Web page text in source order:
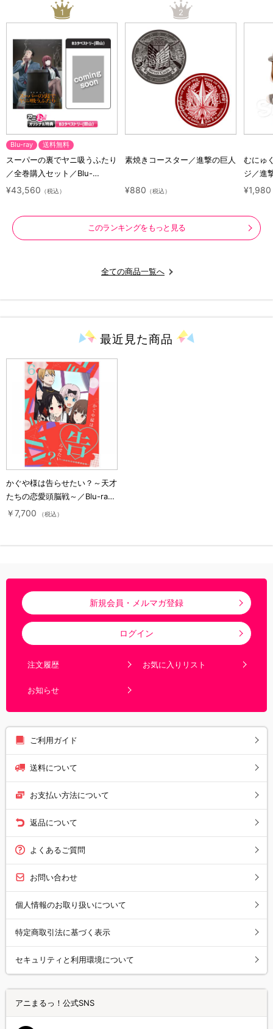
1
Blu-ray 送料無料
スーパーの裏でヤニ吸うふたり
／全巻購入セット／Blu-
ray（アニまるっ！オリジナル
¥43,560 （税込）
2
素焼きコースター／進撃の巨人
¥880 （税込）
むにゅ
ジ／進
ラクタ
¥1,980
このランキングをもっと見る
全ての商品一覧へ
最近見た商品
かぐや様は告らせたい？～天才
たちの恋愛頭脳戦～／Blu-ray
／6巻(完全生産限定版)
￥7,700 （税込）
新規会員・メルマガ登録
ログイン
注文履歴 お気に入りリスト
お知らせ
ご利用ガイド
送料について
お支払い方法について
返品について
よくあるご質問
お問い合わせ
個人情報のお取り扱いについて
特定商取引法に基づく表示
セキュリティと利用環境について
アニまるっ！公式SNS